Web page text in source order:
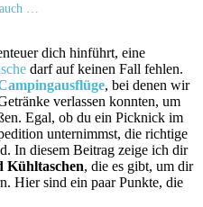
…
dich hinführt, eine
darf​ auf keinen Fall‍ fehlen.
, bei ⁢denen wir
verlassen konnten, um
Egal, ob du ein Picknick⁤ im
unternimmst, die richtige
‌In diesem Beitrag zeige ⁢ich dir
Kühltaschen, die es gibt, um dir
Hier sind⁣ ein paar Punkte, die